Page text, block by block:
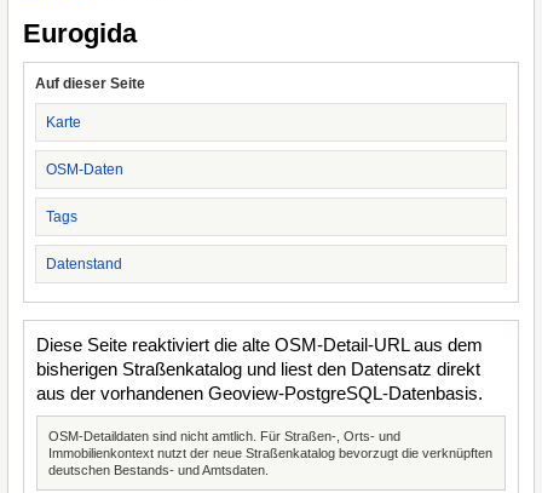
Eurogida
Auf dieser Seite
Karte
OSM-Daten
Tags
Datenstand
Diese Seite reaktiviert die alte OSM-Detail-URL aus dem
bisherigen Straßenkatalog und liest den Datensatz direkt
aus der vorhandenen Geoview-PostgreSQL-Datenbasis.
OSM-Detaildaten sind nicht amtlich. Für Straßen-, Orts- und
Immobilienkontext nutzt der neue Straßenkatalog bevorzugt die verknüpften
deutschen Bestands- und Amtsdaten.